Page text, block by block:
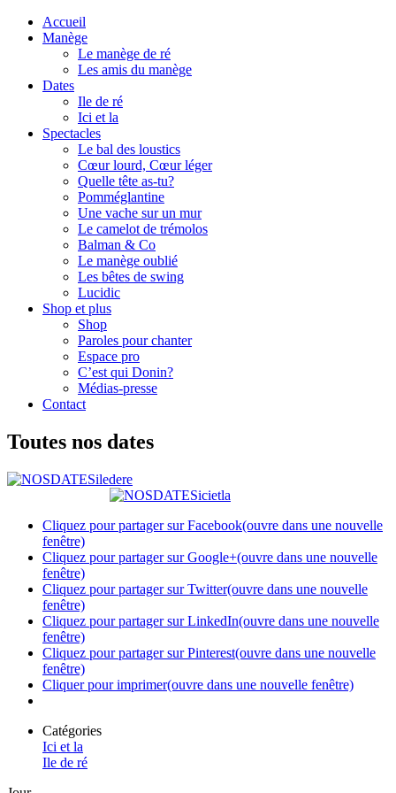
Accueil
Manège
Le manège de ré
Les amis du manège
Dates
Ile de ré
Ici et la
Spectacles
Le bal des loustics
Cœur lourd, Cœur léger
Quelle tête as-tu?
Pomméglantine
Une vache sur un mur
Le camelot de trémolos
Balman & Co
Le manège oublié
Les bêtes de swing
Lucidic
Shop et plus
Shop
Paroles pour chanter
Espace pro
C’est qui Donin?
Médias-presse
Contact
Toutes nos dates
Cliquez pour partager sur Facebook(ouvre dans une nouvelle
fenêtre)
Cliquez pour partager sur Google+(ouvre dans une nouvelle
fenêtre)
Cliquez pour partager sur Twitter(ouvre dans une nouvelle
fenêtre)
Cliquez pour partager sur LinkedIn(ouvre dans une nouvelle
fenêtre)
Cliquez pour partager sur Pinterest(ouvre dans une nouvelle
fenêtre)
Cliquer pour imprimer(ouvre dans une nouvelle fenêtre)
Catégories
Ici et la
Ile de ré